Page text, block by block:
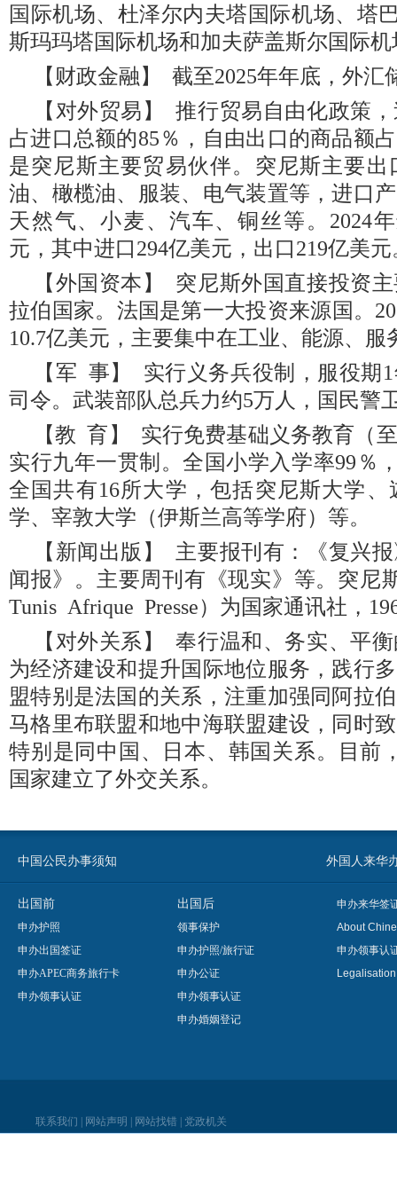
国际机场、杜泽尔内夫塔国际机场、塔
斯玛玛塔国际机场和加夫萨盖斯尔国际机
【财政金融】 截至2025年年底，外汇
【对外贸易】 推行贸易自由化政策
占进口总额的85％，自由出口的商品额
是突尼斯主要贸易伙伴。突尼斯主要
油、橄榄油、服装、电气装置等，进口
天然气、小麦、汽车、铜丝等。2024
元，其中进口294亿美元，出口219亿美元
【外国资本】 突尼斯外国直接投资
拉伯国家。法国是第一大投资来源国。
10.7亿美元，‎主要集中在工业、能源、服
【军 事】 实行义务兵役制，服役期
司令。武装部队总兵力约5万人，国民警
【教 育】 实行免费基础义务教育（
实行九年一贯制。全国小学入学率99％
全国共有16所大学，包括突尼斯大学
学、宰敦大学（伊斯兰高等学府）等。
【新闻出版】 主要报刊有：《复兴
闻报》。主要周刊有《现实》等。突尼
Tunis Afrique Presse）为国家通讯社，
【对外关系】 奉行温和、务实、平
为经济建设和提升国际地位服务，践行
盟特别是法国的关系，注重加强同阿拉
马格里布联盟和地中海联盟建设，同时
特别是同中国、日本、韩国关系。目前
国家建立了外交关系。
中国公民办事须知 外国人来华
出国前
申办护照
申办出国签证
申办APEC商务旅行卡
申办领事认证
出国后
领事保护
申办护照/旅行证
申办公证
申办领事认证
申办婚姻登记
申办来华签
About
申办领事认
联系我们 网站声明 网站找错 党政机关